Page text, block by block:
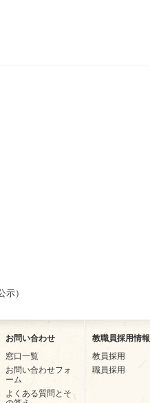
）
お問い合わせ
窓口一覧
お問い合わせフォ
ーム
よくある質問とそ
教職員採用情報
教員採用
職員採用